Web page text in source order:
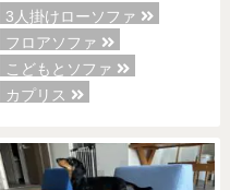
3人掛けローソファ
フロアソファ
こどもとソファ
カプリス